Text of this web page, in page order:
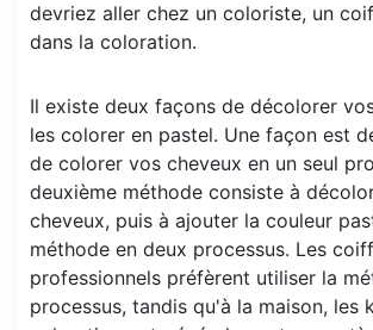
devriez aller chez un coloriste, un
dans la coloration.
Il existe deux façons de décolorer
les colorer en pastel. Une façon est
de colorer vos cheveux en un seul
deuxième méthode consiste à
cheveux, puis à ajouter la couleur
méthode en deux processus. Les
professionnels préfèrent utiliser la
processus, tandis qu'à la maison, les